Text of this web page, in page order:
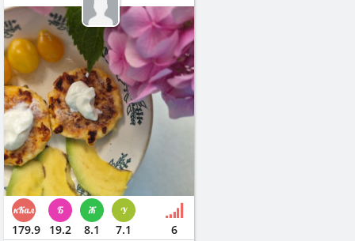
179.9 19.2 8.1 7.1 6